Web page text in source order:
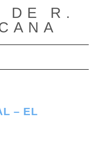
DE R.
modo de navegación
– EL